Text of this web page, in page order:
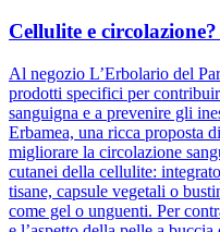
Cellulite e
Al negozio L’Erbolario del
prodotti specifici per
sanguigna e a prevenire gli
Erbamea, una ricca proposta
migliorare la circolazione
cutanei della cellulite:
tisane, capsule vegetali o
come gel o unguenti. Per